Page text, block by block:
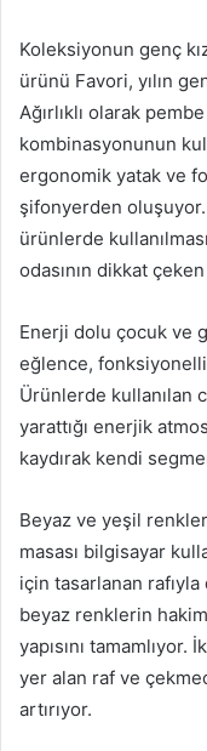
Koleksiyonun genç
ürünü Favori, yılın
Ağırlıklı olarak
kombinasyonunun
ergonomik yatak ve
şifonyerden
ürünlerde
odasının dikkat
Enerji dolu çocuk ve
eğlence,
Ürünlerde kullanılan
yarattığı enerjik
kaydırak kendi
Beyaz ve yeşil
masası bilgisayar
için tasarlanan rafıyla
beyaz renklerin
yapısını
yer alan raf ve
artırıyor.